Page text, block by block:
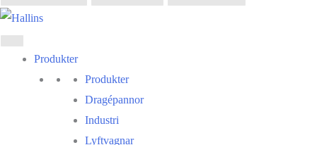
Hoppa
till
innehållProdukter
Produkter
Dragépannor
Industri
Lyftvagnar